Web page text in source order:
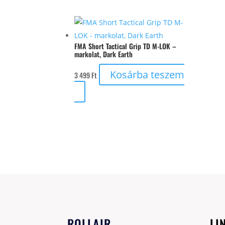
FMA Short Tactical Grip TD M-LOK –
markolat, Dark Earth
3 499Ft Kosárba teszem